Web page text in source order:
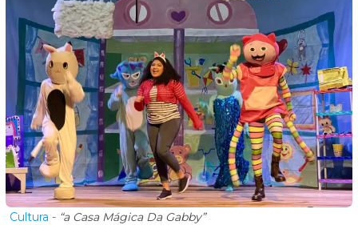
Cultura - “a Casa Mágica Da Gabby”